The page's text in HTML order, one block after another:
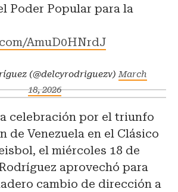
Poder Popular para la
AmuD0HNrdJ
(@delcyrodriguezv)March
18, 2026
celebración por el triunfo
de Venezuela en el Clásico
el miércoles 18 de
aprovechó para
cambio de dirección a